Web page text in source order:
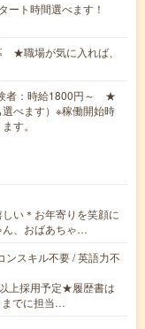
ト時間選べます！
職場が気に入れば、
者：時給1800円～ ★
べます）※稼働開始時
す。
い＊お年寄りを笑顔に
ん、おばあちゃ…
ンスキル不要 / 英語力不
上採用予定★履歴書は
でに担当…